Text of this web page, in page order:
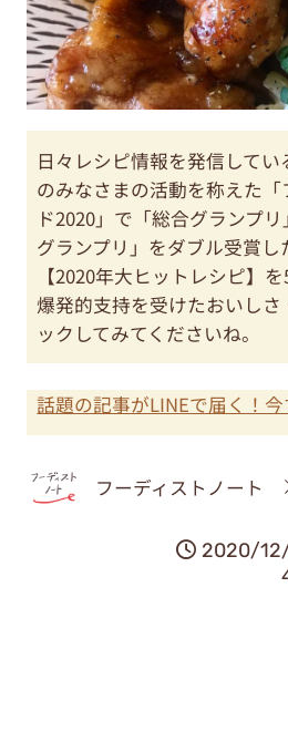
日々レシピ情報を発信してい
のみなさまの活動を称えた
ド2020」で「総合グランプ
グランプリ」をダブル受賞
【2020年大ヒットレシピ】
爆発的支持を受けたおいし
ックしてみてくださいね。
話題の記事がLINEで届く！
フーディストノート
2020/